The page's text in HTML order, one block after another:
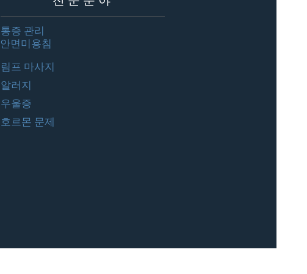
통증 관리
림프 마사지
알러지
우울증
호르몬 문제
안면미용침